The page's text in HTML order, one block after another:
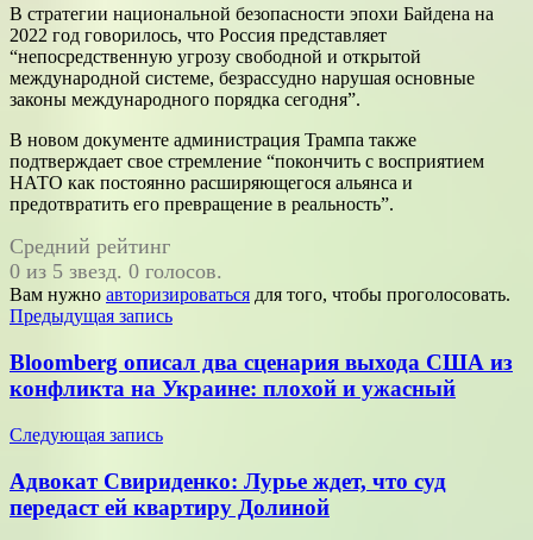
В стратегии национальной безопасности эпохи Байдена на
2022 год говорилось, что Россия представляет
“непосредственную угрозу свободной и открытой
международной системе, безрассудно нарушая основные
законы международного порядка сегодня”.
В новом документе администрация Трампа также
подтверждает свое стремление “покончить с восприятием
НАТО как постоянно расширяющегося альянса и
предотвратить его превращение в реальность”.
Средний рейтинг
0 из 5 звезд. 0 голосов.
Вам нужно авторизироваться для того, чтобы проголосовать.
Навигация
по
записям
Предыдущая запись
Bloomberg описал два сценария выхода США из
конфликта на Украине: плохой и ужасный
Следующая запись
Адвокат Свириденко: Лурье ждет, что суд
передаст ей квартиру Долиной